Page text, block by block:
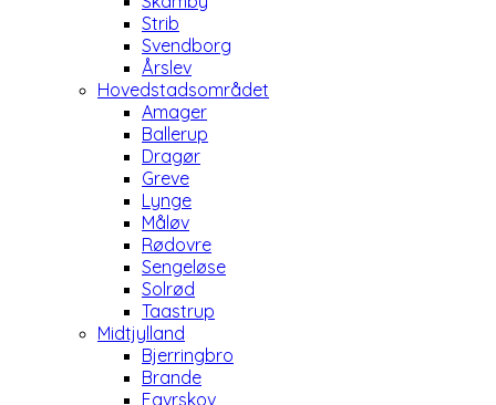
Strib
Svendborg
Årslev
Hovedstadsområdet
Amager
Ballerup
Dragør
Greve
Lynge
Måløv
Rødovre
Sengeløse
Solrød
Taastrup
Midtjylland
Bjerringbro
Brande
Favrskov